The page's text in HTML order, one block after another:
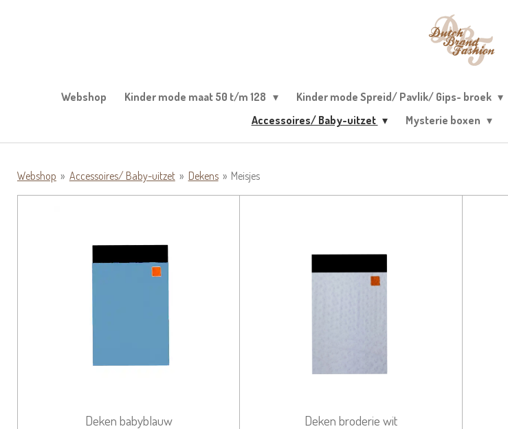
Webshop Kinder mode maat 50 t/m 128 Kinder mode Spreid/ Pavlik/ Gips- broek
Accessoires/ Baby-uitzet
Mysterie boxen
Webshop » Accessoires/ Baby-uitzet » Dekens » Meisjes
Deken babyblauw Deken broderie wit